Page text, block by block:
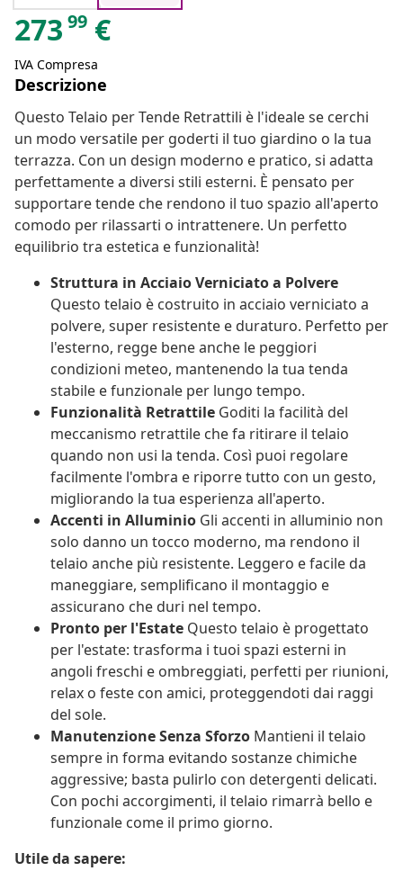
273 99 €
IVA Compresa
Descrizione
Questo Telaio per Tende Retrattili è l'ideale se cerchi
un modo versatile per goderti il tuo giardino o la tua
terrazza. Con un design moderno e pratico, si adatta
perfettamente a diversi stili esterni. È pensato per
supportare tende che rendono il tuo spazio all'aperto
comodo per rilassarti o intrattenere. Un perfetto
equilibrio tra estetica e funzionalità!
Struttura in Acciaio Verniciato a Polvere
Questo telaio è costruito in acciaio verniciato a
polvere, super resistente e duraturo. Perfetto per
l'esterno, regge bene anche le peggiori
condizioni meteo, mantenendo la tua tenda
stabile e funzionale per lungo tempo.
Funzionalità Retrattile Goditi la facilità del
meccanismo retrattile che fa ritirare il telaio
quando non usi la tenda. Così puoi regolare
facilmente l'ombra e riporre tutto con un gesto,
migliorando la tua esperienza all'aperto.
Accenti in Alluminio Gli accenti in alluminio non
solo danno un tocco moderno, ma rendono il
telaio anche più resistente. Leggero e facile da
maneggiare, semplificano il montaggio e
assicurano che duri nel tempo.
Pronto per l'Estate Questo telaio è progettato
per l'estate: trasforma i tuoi spazi esterni in
angoli freschi e ombreggiati, perfetti per riunioni,
relax o feste con amici, proteggendoti dai raggi
del sole.
Manutenzione Senza Sforzo Mantieni il telaio
sempre in forma evitando sostanze chimiche
aggressive; basta pulirlo con detergenti delicati.
Con pochi accorgimenti, il telaio rimarrà bello e
funzionale come il primo giorno.
Utile da sapere: